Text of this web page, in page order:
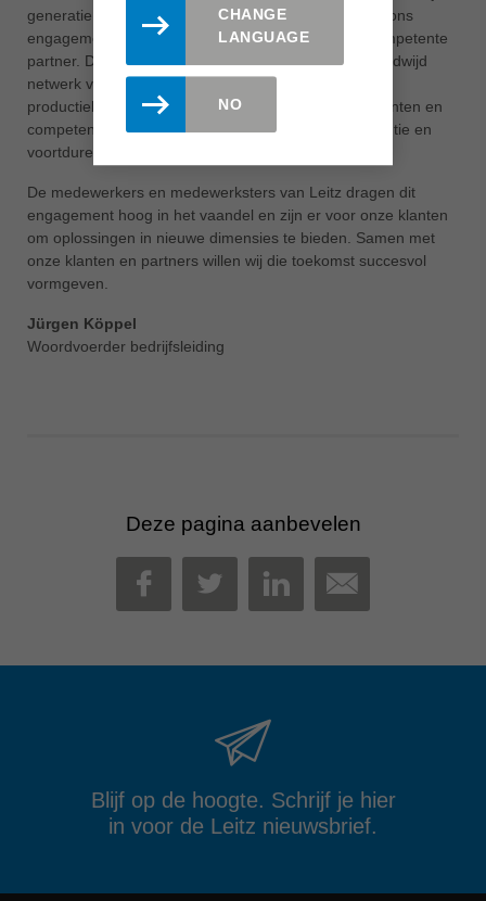
generatie in het middelpunt van ons handelen. Dit is ons
engagement als producerende dienstverlener en competente
partner. Daarbij garanderen wij, door ons eigen wereldwijd
netwerk van eigen vestigingen, servicestations, en
productiebedrijven, de optimale nabijheid bij onze klanten en
competente ondersteuning alsook de hoge competentie en
voortdurende opleiding van onze medewerkers.
De medewerkers en medewerksters van Leitz dragen dit
engagement hoog in het vaandel en zijn er voor onze klanten
om oplossingen in nieuwe dimensies te bieden. Samen met
onze klanten en partners willen wij die toekomst succesvol
vormgeven.
Jürgen Köppel
Woordvoerder bedrijfsleiding
Deze pagina aanbevelen
FACEBOOK
TWITTERLINKEDIN
MAIL
Blijf op de hoogte. Schrijf je hier
in voor de Leitz nieuwsbrief.
CHANGE
LANGUAGE
NO